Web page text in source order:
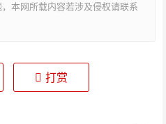
本网所载内容若涉及侵权请联系
打赏